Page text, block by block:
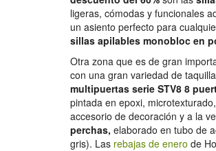
ligeras, cómodas y funcionales
un asiento perfecto para
sillas apilables monobloc en
Otra zona que es de gran
con una gran variedad de
multipuertas serie STV8 8
pintada en epoxi,
accesorio de decoración y a la
perchas, elaborado en tubo de
gris). Las rebajas de enero de